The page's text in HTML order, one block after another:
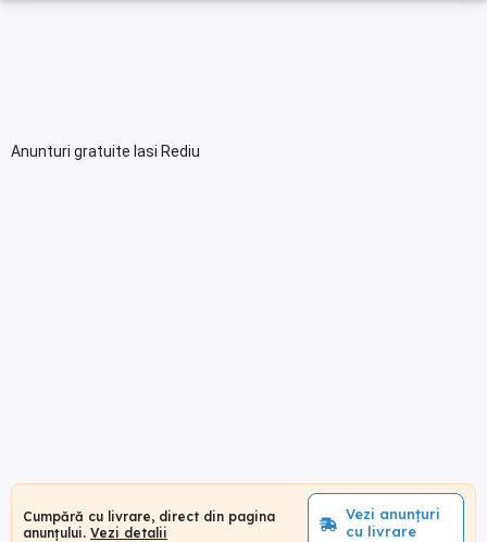
Anunturi gratuite Iasi Rediu
Cumpără cu livrare, direct din pagina
anunțului. Vezi detalii
Vezi anunțuri
cu livrare